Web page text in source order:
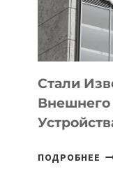
Стали
Внешнего
ПОДРОБНЕЕ